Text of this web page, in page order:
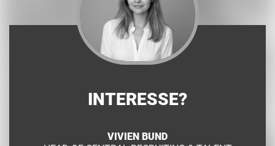
INTERESSE?
VIVIEN BUND